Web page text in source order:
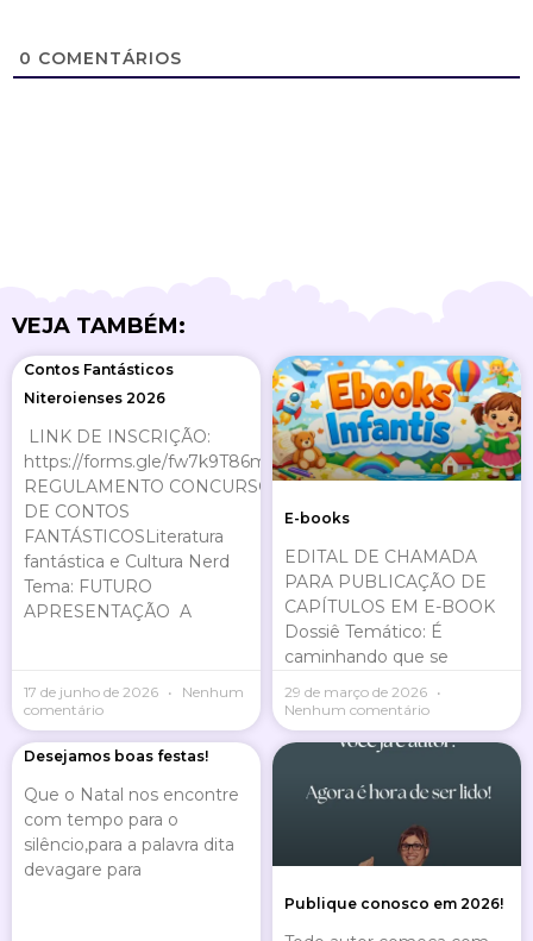
0 COMENTÁRIOS
VEJA TAMBÉM:
Contos Fantásticos
Niteroienses 2026
LINK DE INSCRIÇÃO:
https://forms.gle/fw7k9T86mE8KcPEU9
REGULAMENTO CONCURSO
DE CONTOS
FANTÁSTICOSLiteratura
fantástica e Cultura Nerd
Tema: FUTURO
APRESENTAÇÃO A
17 de junho de 2026
Nenhum
comentário
E-books
EDITAL DE CHAMADA
PARA PUBLICAÇÃO DE
CAPÍTULOS EM E-BOOK
Dossiê Temático: É
caminhando que se
29 de março de 2026
Nenhum comentário
Desejamos boas festas!
Que o Natal nos encontre
com tempo para o
silêncio,para a palavra dita
devagare para
Publique conosco em 2026!
PagePagePagePage